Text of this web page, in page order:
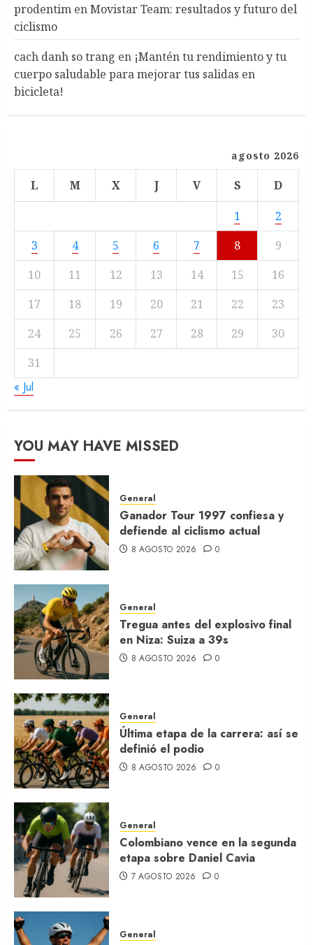
prodentim enMovistar Team: resultados y futuro del
ciclismo
cach danh so trang en ¡Mantén tu rendimiento y tu
cuerpo saludable para mejorar tus salidas en
bicicleta!
agosto 2026
L M X J V S
D
1
2
3
4 5 6 7 8
9
10
11 12 13 14 15
16
17
18 19 20 21 22
23
24
25 26 27 28 29
30
31
« Jul
YOU MAY HAVE MISSED
General
Ganador Tour 1997 confiesa y
defiende al ciclismo actual
8 AGOSTO 2026 0
General
Tregua antes del explosivo final
en Niza: Suiza a 39s
8 AGOSTO 2026 0
General
Última etapa de la carrera: así se
definió el podio
8 AGOSTO 2026 0
General
Colombiano vence en la segunda
etapa sobre Daniel Cavia
7 AGOSTO 2026 0
General